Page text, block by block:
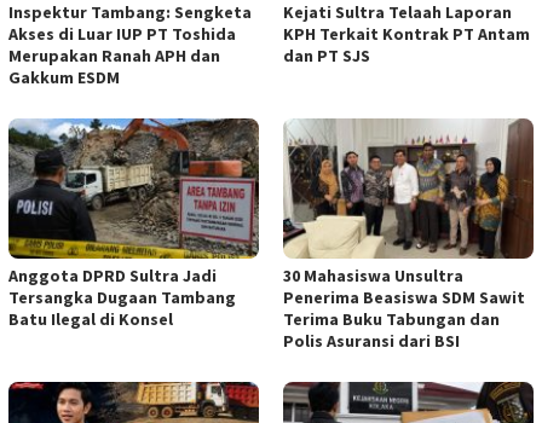
Inspektur Tambang: Sengketa
Akses di Luar IUP PT Toshida
Merupakan Ranah APH dan
Gakkum ESDM
Kejati Sultra Telaah Laporan
KPH Terkait Kontrak PT Antam
dan PT SJS
Anggota DPRD Sultra Jadi
Tersangka Dugaan Tambang
Batu Ilegal di Konsel
30 Mahasiswa Unsultra
Penerima Beasiswa SDM Sawit
Terima Buku Tabungan dan
Polis Asuransi dari BSI